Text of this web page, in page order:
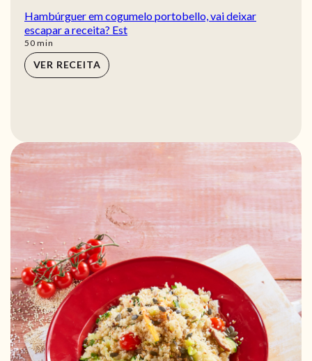
Hambúrguer em cogumelo portobello, vai deixar
escapar a receita? Est
50min
min
VER RECEITA